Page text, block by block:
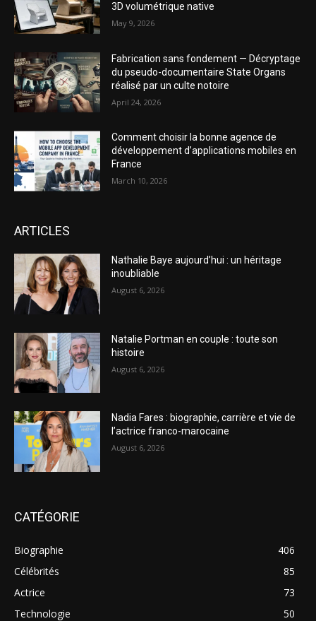
3D volumétrique native
May 9, 2026
Fabrication sans fondement — Décryptage
du pseudo-documentaire State Organs
réalisé par un culte notoire
April 24, 2026
Comment choisir la bonne agence de
développement d’applications mobiles en
France
March 10, 2026
ARTICLES
Nathalie Baye aujourd’hui : un héritage
inoubliable
August 6, 2026
Natalie Portman en couple : toute son
histoire
August 6, 2026
Nadia Fares : biographie, carrière et vie de
l’actrice franco-marocaine
August 6, 2026
CATÉGORIE
Biographie
406
Célébrités
85
Actrice
73
Technologie
50